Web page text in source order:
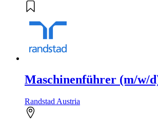
Maschinenführer (m/w/
Randstad Austria